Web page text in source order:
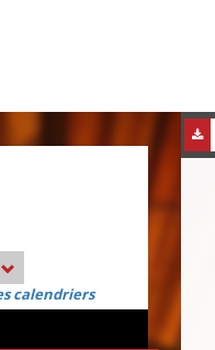
calendriers